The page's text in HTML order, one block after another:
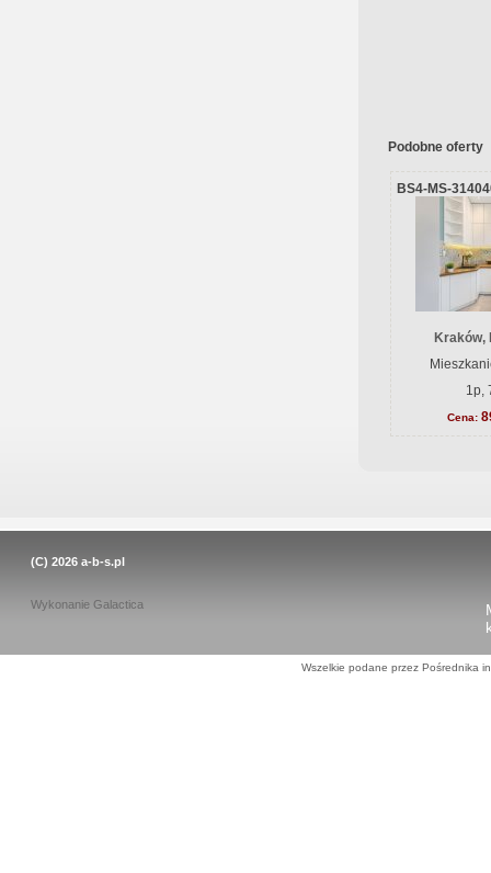
Podobne oferty
BS4-MS-
Kraków,
1p,
Cena:
(C) 2026 a-b-s.pl
Wykonanie Galactica
Wszelkie podane przez Pośrednika